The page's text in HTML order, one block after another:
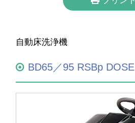
自動床洗浄機
BD65／95 RSBp DOSE